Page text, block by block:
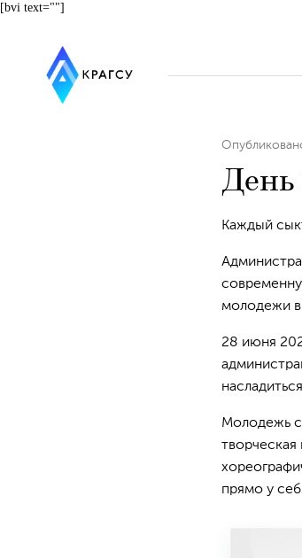
[bvi text=""]
День
Каждый
молодежи
28 июня
Молодежь
прямо у